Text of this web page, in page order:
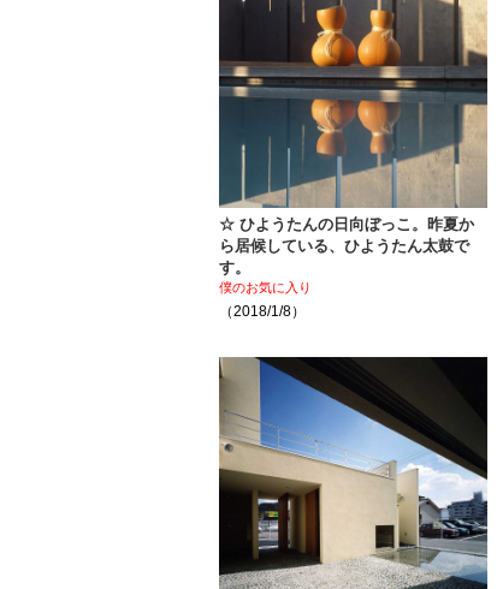
☆ ひようたんの日向ぼっこ。昨夏か
ら居候している、ひようたん太鼓で
す。
僕のお気に入り
（2018/1/8）